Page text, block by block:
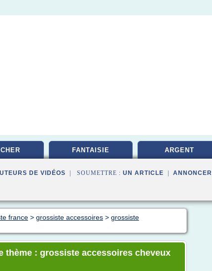
FANTAISIE ARGENT
DE VIDÉOS | SOUMETTRE : UN ARTICLE ANNONCER
france > grossiste accessoires > grossiste
thème : grossiste accessoires cheveux